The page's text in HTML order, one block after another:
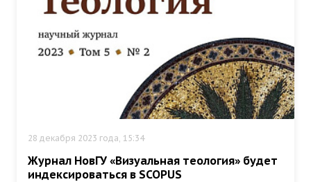
28 декабря 2023 года, 15:34
Журнал НовГУ «Визуальная теология» будет
индексироваться в SCOPUS